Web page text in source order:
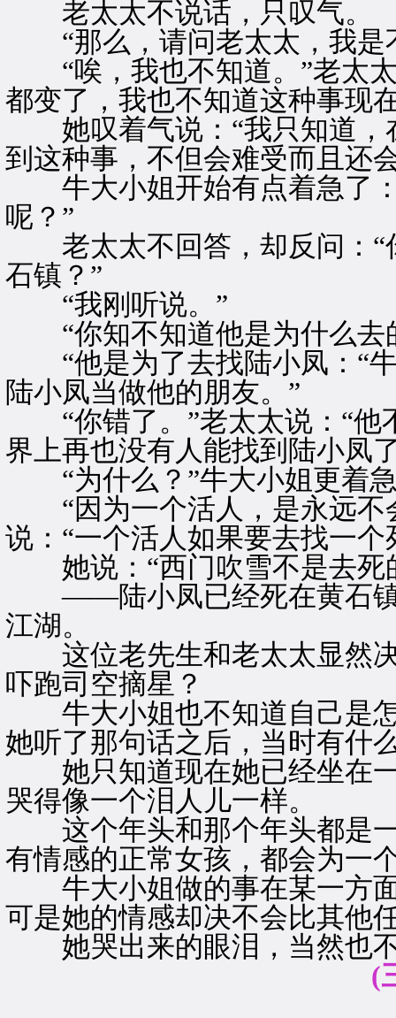
老太太不说话，只叹气。
“那么，请问老太太，我是
“唉，我也不知道。”老太太
都变了，我也不知道这种事现
她叹着气说：“我只知道，
到这种事，不但会难受而且还
牛大小姐开始有点着急了：
呢？”
老太太不回答，却反问：“
石镇？”
“我刚听说。”
“你知不知道他是为什么去
“他是为了去找陆小凤：“牛
陆小凤当做他的朋友。”
“你错了。”老太太说：“他
界上再也没有人能找到陆小凤
“为什么？”牛大小姐更着急
“因为一个活人，是永远不
说：“一个活人如果要去找一
她说：“西门吹雪不是去死
——陆小凤已经死在黄石镇
江湖。
这位老先生和老太太显然决
吓跑司空摘星？
牛大小姐也不知道自己是怎
她听了那句话之后，当时有什
她只知道现在她已经坐在一
哭得像一个泪人儿一样。
这个年头和那个年头都是一
有情感的正常女孩，都会为一
牛大小姐做的事在某一方面
可是她的情感却决不会比其他
她哭出来的眼泪，当然也
(